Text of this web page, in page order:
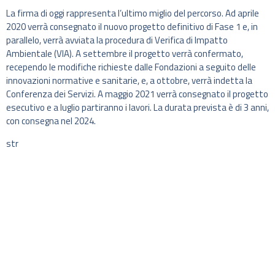
La firma di oggi rappresenta l’ultimo miglio del percorso. Ad aprile
2020 verrà consegnato il nuovo progetto definitivo di Fase 1 e, in
parallelo, verrà avviata la procedura di Verifica di Impatto
Ambientale (VIA). A settembre il progetto verrà confermato,
recependo le modifiche richieste dalle Fondazioni a seguito delle
innovazioni normative e sanitarie, e, a ottobre, verrà indetta la
Conferenza dei Servizi. A maggio 2021 verrà consegnato il progetto
esecutivo e a luglio partiranno i lavori. La durata prevista è di 3 anni,
con consegna nel 2024.
str